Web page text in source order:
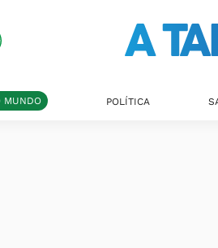
MUNDO POLÍTICA